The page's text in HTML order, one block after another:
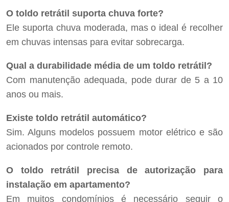
O toldo retrátil suporta chuva forte?
Ele suporta chuva moderada, mas o ideal é recolher
em chuvas intensas para evitar sobrecarga.
Qual a durabilidade média de um toldo retrátil?
Com manutenção adequada, pode durar de 5 a 10
anos ou mais.
Existe toldo retrátil automático?
Sim. Alguns modelos possuem motor elétrico e são
acionados por controle remoto.
O toldo retrátil precisa de autorização para
instalação em apartamento?
Em muitos condomínios é necessário seguir o